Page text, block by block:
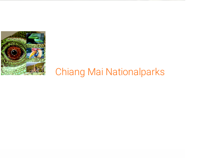
Chiang Mai Nationalparks